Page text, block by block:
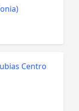
Centro